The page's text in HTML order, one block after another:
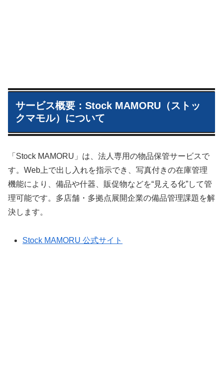
サービス概要：Stock MAMORU（ストッ
クマモル）について
「Stock MAMORU」は、法人専用の物品保管サービスで
す。Web上で出し入れを指示でき、写真付きの在庫管理
機能により、備品や什器、販促物などを“見える化”して管
理可能です。多店舗・多拠点展開企業の備品管理課題を解
決します。
Stock MAMORU 公式サイト